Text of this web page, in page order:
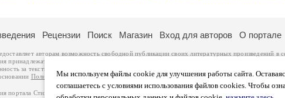
Мы используем файлы cookie для улучшения работы сайта.
соглашаетесь с условиями использования файлов cookies. Чтобы
Рецензии Поиск Магазин Вход для авторов О портале
авторам возможность свободной публикации своих литературных произведений в
принадлежат авторам и охраняются
. Перепечатка произведений возможна только с
за тексты произведений авторы несут самостоятельно на основании
Политики обработки персональных данных. Вы также можете посмотреть более
портала Стихи.ру – порядка 200 тысяч посетителей, которые в общей сумме